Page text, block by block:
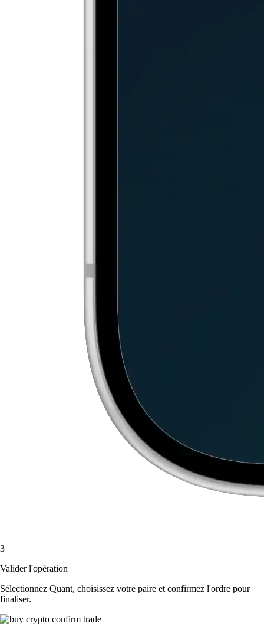
3
Valider l'opération
Sélectionnez Quant, choisissez votre paire et confirmez l'ordre pour
finaliser.